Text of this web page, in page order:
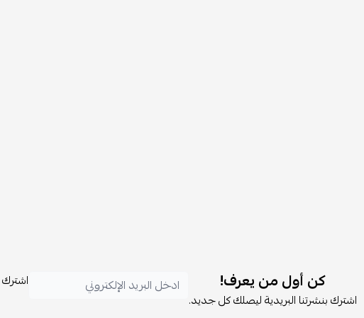
كن أول من يعرف!
اشترك بنشرتنا البريدية ليصلك كل جديد.
اشترك